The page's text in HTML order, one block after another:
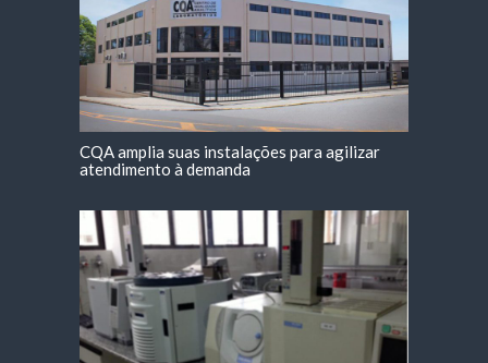
CQA amplia suas instalações para agilizar
atendimento à demanda